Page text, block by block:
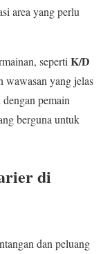
area yang perlu
seperti K/D
wawasan yang jelas
pemain
berguna untuk
di
dan peluang